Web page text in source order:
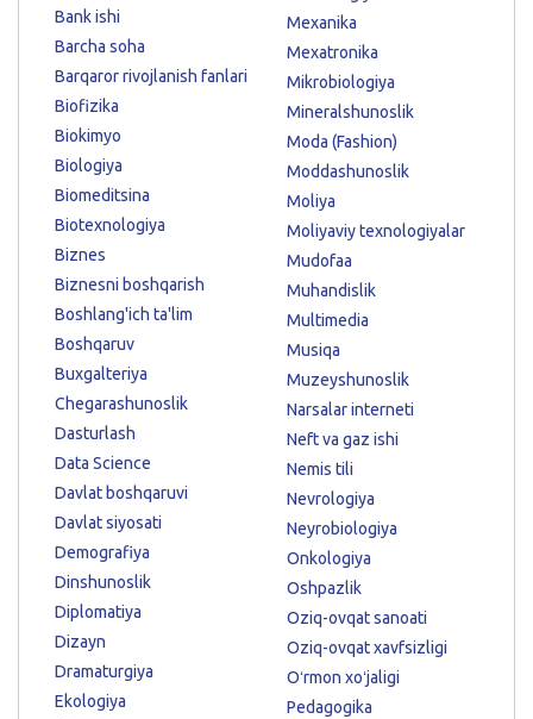
Bank ishi
Barcha soha
Barqaror rivojlanish fanlari
Biofizika
Biokimyo
Biologiya
Biomeditsina
Biotexnologiya
Biznes
Biznesni boshqarish
Boshlang'ich ta'lim
Boshqaruv
Buxgalteriya
Chegarashunoslik
Dasturlash
Data Science
Davlat boshqaruvi
Davlat siyosati
Demografiya
Dinshunoslik
Diplomatiya
Dizayn
Dramaturgiya
Ekologiya
Mexanika
Mexatronika
Mikrobiologiya
Mineralshunoslik
Moda (Fashion)
Moddashunoslik
Moliya
Moliyaviy texnologiyalar
Mudofaa
Muhandislik
Multimedia
Musiqa
Muzeyshunoslik
Narsalar interneti
Neft va gaz ishi
Nemis tili
Nevrologiya
Neyrobiologiya
Onkologiya
Oshpazlik
Oziq-ovqat sanoati
Oziq-ovqat xavfsizligi
Oʻrmon xoʻjaligi
Pedagogika